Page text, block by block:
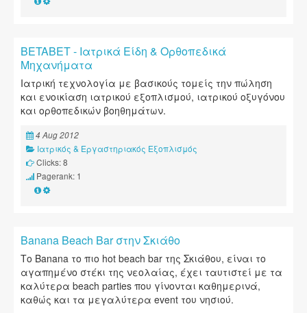
BETABET - Ιατρικά Είδη & Ορθοπεδικά
Μηχανήματα
Ιατρική τεχνολογία με βασικούς τομείς την πώληση
και ενοικίαση ιατρικού εξοπλισμού, ιατρικού οξυγόνου
και ορθοπεδικών βοηθημάτων.
4 Aug 2012
Ιατρικός & Εργαστηριακός Εξοπλισμός
Clicks: 8
Pagerank: 1
Banana Beach Bar στην Σκιάθο
Το Banana το πιο hot beach bar της Σκιάθου, είναι το
αγαπημένο στέκι της νεολαίας, έχει ταυτιστεί με τα
καλύτερα beach parties που γίνονται καθημερινά,
καθώς και τα μεγαλύτερα event του νησιού.